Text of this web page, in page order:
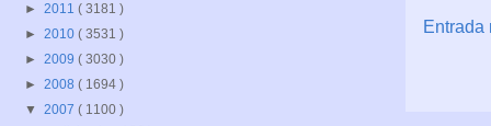
Entrada
► 2011 ( 3181 )
► 2010 ( 3531 )
► 2009 ( 3030 )
► 2008 ( 1694 )
▼ 2007 ( 1100 )